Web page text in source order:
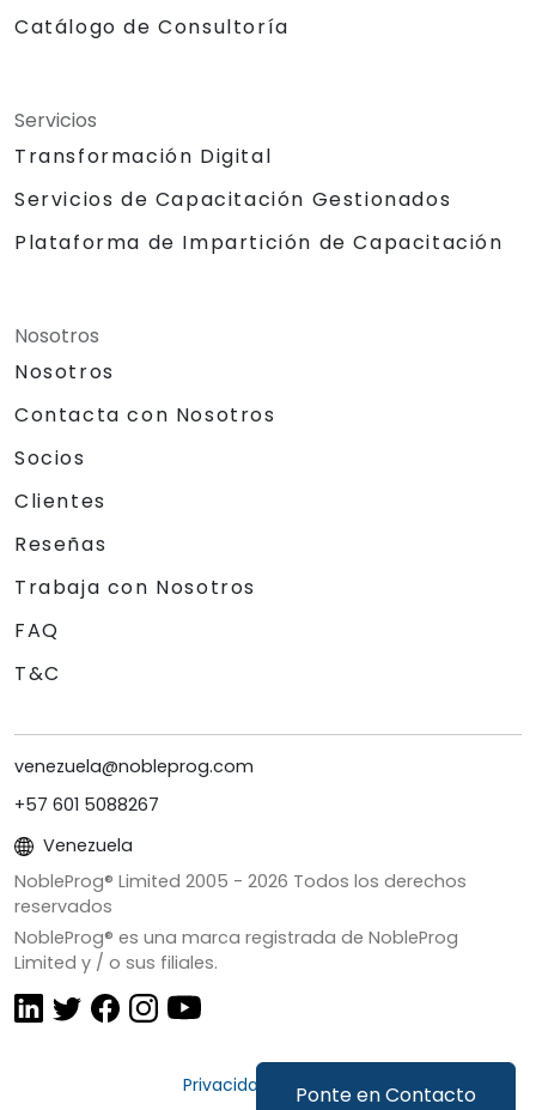
Ponte en Contacto
Catálogo de Consultoría
Servicios
Transformación Digital
Servicios de Capacitación Gestionados
Plataforma de Impartición de Capacitación
Nosotros
Nosotros
Contacta con Nosotros
Socios
Clientes
Reseñas
Trabaja con Nosotros
FAQ
T&C
venezuela@nobleprog.com
+57 601 5088267
Venezuela
NobleProg® Limited 2005 - 2026 Todos los derechos
reservados
NobleProg® es una marca registrada de NobleProg
Limited y / o sus filiales.
Privacidad y Cookies